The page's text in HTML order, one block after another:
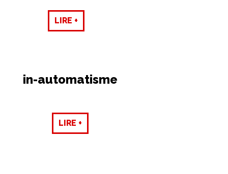
LIRE +
in-automatisme
LIRE +